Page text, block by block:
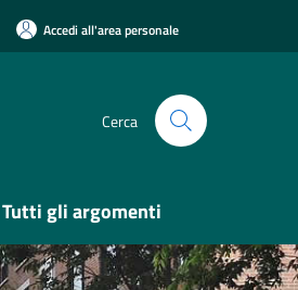
Accedi all'area personale
Cerca
Tutti gli argomenti